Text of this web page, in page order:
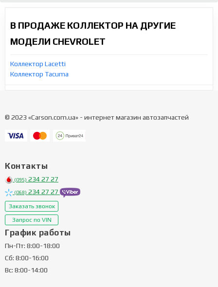
В ПРОДАЖЕ КОЛЛЕКТОР НА ДРУГИЕ
МОДЕЛИ CHEVROLET
Коллектор Lacetti
Коллектор Tacuma
© 2023 «Carson.com.ua» - интернет магазин автозапчастей
Контакты
(095) 234 27 27
(068) 234 27 27
Заказать звонок
Запрос по VIN
График работы
Пн-Пт: 8:00-18:00
Сб: 8:00-16:00
Вс: 8:00-14:00